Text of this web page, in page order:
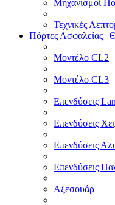
Μηχανισμοί
Τεχνικές
Πόρτες Ασφαλείας |
Μοντέλο CL2
Μοντέλο CL3
Επενδύσεις
Επενδύσεις
Επενδύσεις
Επενδύσεις
Αξεσουάρ